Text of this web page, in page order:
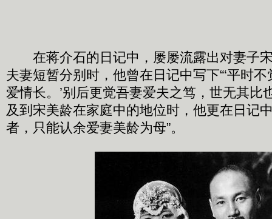
在蒋介石的日记中，屡屡流露出对妻子
夫妻短暂分别时，他曾在日记中写下“‘平时
爱情长。’别后更觉吾妻爱夫之笃，世无其比
及到宋美龄在家庭中的地位时，他更在日记
者，只能认余爱妻美龄为母”。